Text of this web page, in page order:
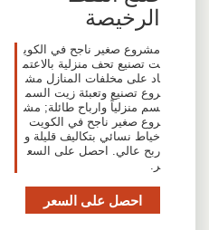
الرخيصة
مشروع صغير ناجح في الكوي
ت تصنيع تحف منزلية بالاعتم
اد على مخلفات المنازل مش
روع تصنيع وتعبئة زيت السم
سم منزلياً وارباح طائلة; مش
روع صغير ناجح في الكويت
خياط نسائي بتكاليف قليلة و
ربح عالي. احصل على السع
ر.
احصل على السعر